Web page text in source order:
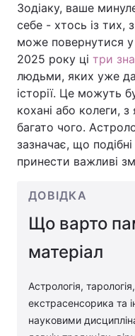
Зодіаку, ваше
себе - хтось із тих,
може повернутися
2025 року ці три
людьми, яких уже
історії. Це можуть
кохані або колеги,
багато чого.
зазначає, що подібні
принести важливі
ДОВІДКА
Що варто
матеріал
Астрологія,
екстрасенсорика та
науковими